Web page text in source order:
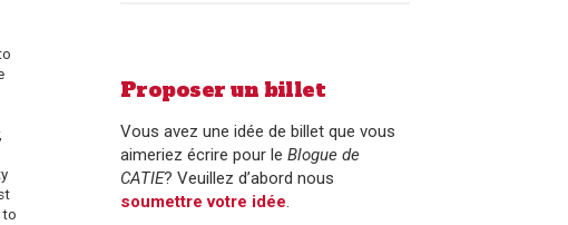
to
Proposer un billet
Vous avez une idée de billet que vous
aimeriez écrire pour le Blogue de
CATIE? Veuillez d’abord nous
soumettre votre idée